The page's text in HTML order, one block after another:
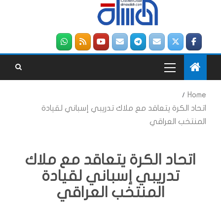
Home
اتحاد الكرة يتعاقد مع ملاك تدريبي إسباني لقيادة
المنتخب العراقي
اتحاد الكرة يتعاقد مع ملاك
تدريبي إسباني لقيادة
المنتخب العراقي